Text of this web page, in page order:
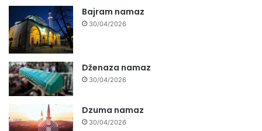
Bajram namaz
30/04/2026
Dženaza namaz
30/04/2026
Dzuma namaz
30/04/2026